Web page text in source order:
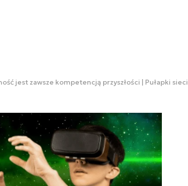
jest zawsze kompetencją przyszłości | Pułapki sieci